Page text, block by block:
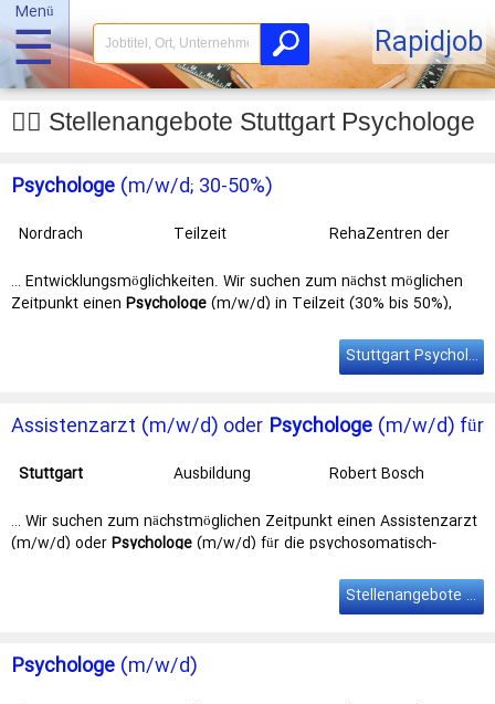
Menü
☰ Rapidjob
👩‍⚕️ Stellenangebote Stuttgart Psychologe
Psychologe (m/w/d; 30-50%)
Nordrach Teilzeit
RehaZentren der
Rentenversicherung
Baden-
Stuttgart
… Entwicklungsmöglichkeiten. Wir suchen zum nächst möglichen
Zeitpunkt einen Psychologe(m/w/d) in Teilzeit (30% bis 50%),
Stuttgart Psychologe
Assistenzarzt (m/w/d) oder Psychologe (m/w/d) für
Tagesklinik
Stuttgart Ausbildung
Robert Bosch
… Wir suchen zum nächstmöglichen Zeitpunkt einen Assistenzarzt
(m/w/d) oderPsychologe(m/w/d) für die psychosomatisch-
Klinik Charlottenhaus und RBK LungenzentrumStuttgart(Klinik
Schillerhöhe) sowie die Klinik für Geriatrische Rehabilitation im …
Stellenangebote Stuttgart Psychologe
Psychologe (m/w/d)